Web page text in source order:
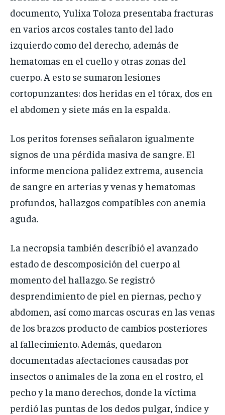
documento, Yulixa Toloza presentaba fracturas
en varios arcos costales tanto del lado
izquierdo como del derecho, además de
hematomas en el cuello y otras zonas del
cuerpo. A esto se sumaron lesiones
cortopunzantes: dos heridas en el tórax, dos en
el abdomen y siete más en la espalda.
Los peritos forenses señalaron igualmente
signos de una pérdida masiva de sangre. El
informe menciona palidez extrema, ausencia
de sangre en arterias y venas y hematomas
profundos, hallazgos compatibles con anemia
aguda.
La necropsia también describió el avanzado
estado de descomposición del cuerpo al
momento del hallazgo. Se registró
desprendimiento de piel en piernas, pecho y
abdomen, así como marcas oscuras en las venas
de los brazos producto de cambios posteriores
al fallecimiento. Además, quedaron
documentadas afectaciones causadas por
insectos o animales de la zona en el rostro, el
pecho y la mano derechos, donde la víctima
perdió las puntas de los dedos pulgar, índice y